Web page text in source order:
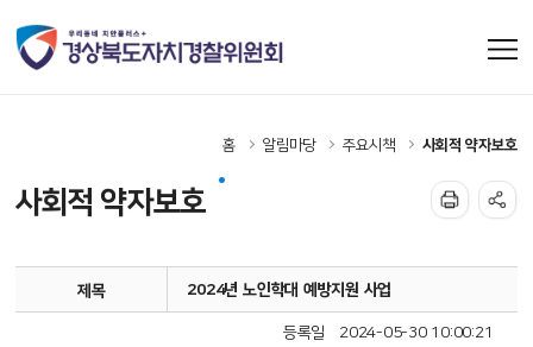
홈 알림마당 주요시책 사회적 약자보호
사회적 약자보호
제목 2024년 노인학대 예방지원 사업
등록일 2024-05-30 10:00:21